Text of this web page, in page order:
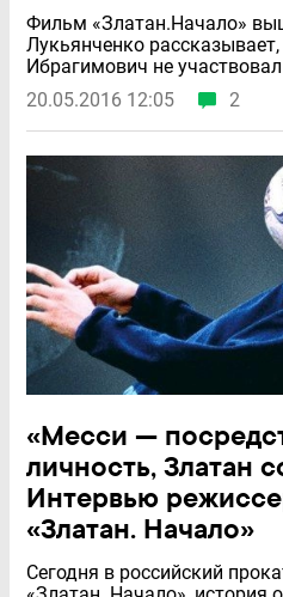
Фильм «Златан.Начало»
Лукьянченко
Ибрагимович не
20.05.2016 12:05
2
«Месси —
личность, Златан
Интервью
«Златан. Начало»
Сегодня в российский